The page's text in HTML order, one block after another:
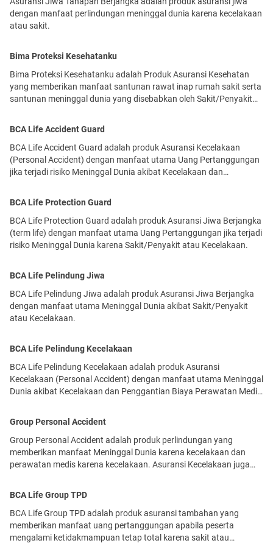
dengan manfaat perlindungan meninggal dunia karena kecelakaan
atau sakit.
Bima Proteksi Kesehatanku
Bima Proteksi Kesehatanku adalah Produk Asuransi Kesehatan
yang memberikan manfaat santunan rawat inap rumah sakit serta
santunan meninggal dunia yang disebabkan oleh Sakit/Penyakit
BCA Life Accident Guard
BCA Life Accident Guard adalah produk Asuransi Kecelakaan
(Personal Accident) dengan manfaat utama Uang Pertanggungan
jika terjadi risiko Meninggal Dunia akibat Kecelakaan dan
BCA Life Protection Guard
BCA Life Protection Guard adalah produk Asuransi Jiwa Berjangka
(term life) dengan manfaat utama Uang Pertanggungan jika terjadi
risiko Meninggal Dunia karena Sakit/Penyakit atau Kecelakaan.
BCA Life Pelindung Jiwa
BCA Life Pelindung Jiwa adalah produk Asuransi Jiwa Berjangka
dengan manfaat utama Meninggal Dunia akibat Sakit/Penyakit
atau Kecelakaan.
BCA Life Pelindung Kecelakaan
BCA Life Pelindung Kecelakaan adalah produk Asuransi
Kecelakaan (Personal Accident) dengan manfaat utama Meninggal
Dunia akibat Kecelakaan dan Penggantian Biaya Perawatan Medis
Group Personal Accident
Group Personal Accident adalah produk perlindungan yang
memberikan manfaat Meninggal Dunia karena kecelakaan dan
perawatan medis karena kecelakaan. Asuransi Kecelakaan juga
Produk Asuransi Kecelakaan dari BCA Life antara lain: - Group
Personal Accident A - Group Personal Accident AB - Group Personal
Accident ABD
BCA Life Group TPD
BCA Life Group TPD adalah produk asuransi tambahan yang
memberikan manfaat uang pertanggungan apabila peserta
mengalami ketidakmampuan tetap total karena sakit atau